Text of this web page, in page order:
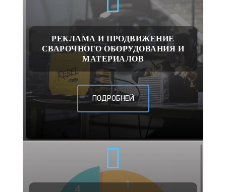
РЕКЛАМА И ПРОДВИЖЕНИЕ
СВАРОЧНОГО ОБОРУДОВАНИЯ И
МАТЕРИАЛОВ
ПОДРОБНЕЙ